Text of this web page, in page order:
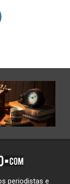
periodistas e